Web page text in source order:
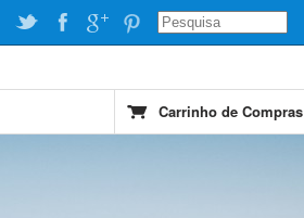
Carrinho de Compras